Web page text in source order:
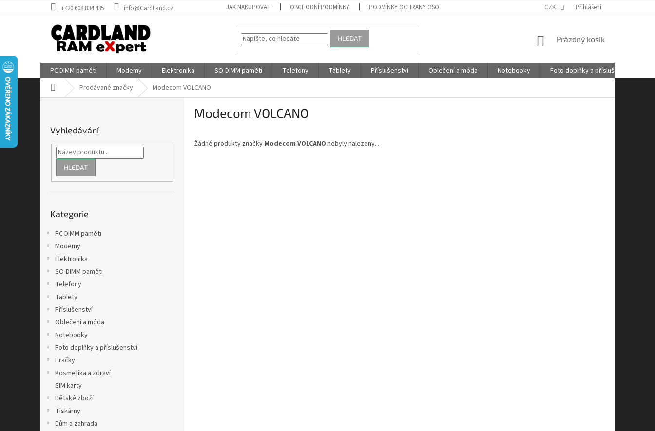
na
+420 608 834 435 info@CardLand.cz JAK NAKUPOVAT OBCHODNÍ PODMÍNKY PODMÍNKY OCHRANY OSOBNÍCH ÚDAJŮ POŠTOVNÉ KONTAKTY
CZK Přihlášení
HLEDAT
NÁKUPNÍ
Prázdný košík
PC DIMM paměti Modemy Elektronika SO-DIMM paměti Telefony Tablety Příslušenství Oblečení a móda Notebooky Foto doplňky a příslušenství
Domů Prodávané značky Modecom VOLCANO
Vyhledávání
HLEDAT
kategorie
Kategorie
PC DIMM paměti
Modemy
Elektronika
SO-DIMM paměti
Telefony
Tablety
Příslušenství
Oblečení a móda
Notebooky
Foto doplňky a příslušenství
Hračky
Kosmetika a zdraví
SIM karty
Dětské zboží
Tiskárny
Dům a zahrada
Modecom VOLCANO
Žádné produkty značky Modecom VOLCANO nebyly nalezeny...